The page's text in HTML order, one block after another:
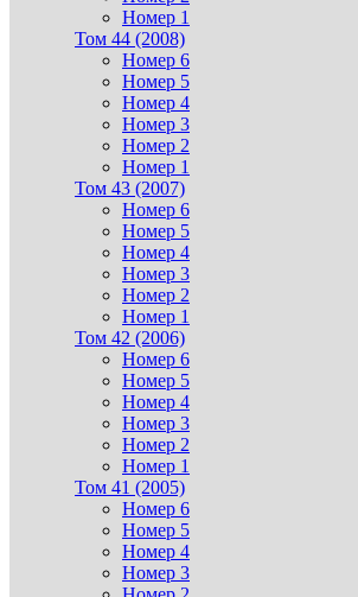
Номер 1
Том 44 (2008)
Номер 6
Номер 5
Номер 4
Номер 3
Номер 2
Номер 1
Том 43 (2007)
Номер 6
Номер 5
Номер 4
Номер 3
Номер 2
Номер 1
Том 42 (2006)
Номер 6
Номер 5
Номер 4
Номер 3
Номер 2
Номер 1
Том 41 (2005)
Номер 6
Номер 5
Номер 4
Номер 3